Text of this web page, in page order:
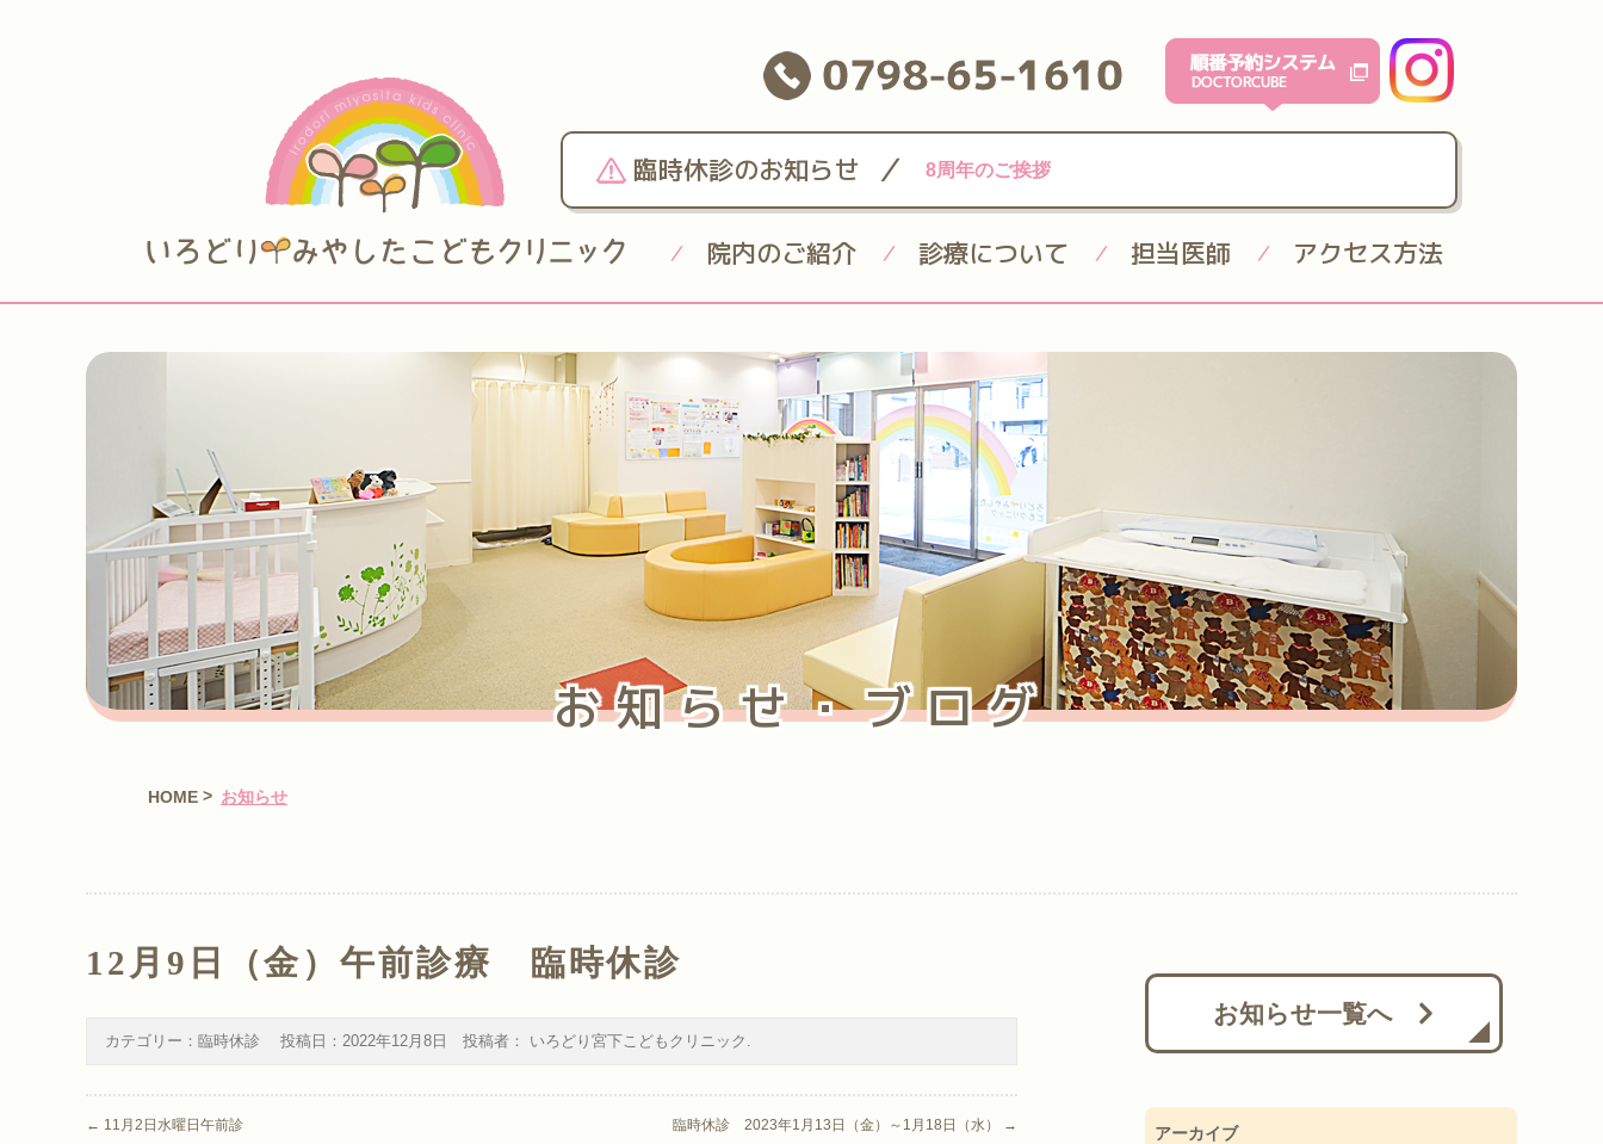
0798-65-1610
臨時休診のお知らせ / 8周年のご挨拶
/ 院内のご紹介 / 診療について / 担当医師 / アクセス方法
お知らせ・ブログ
HOME > お知らせ
12月9日（金）午前診療 臨時休診
カテゴリー： 臨時休診 投稿日： 2022年12月8日 投稿者： いろどり宮下こどもクリニック .
Post navigation
← 11月2日水曜日午前診 臨時休診 2023年1月13日（金）～1月18日（水） →
お知らせ一覧へ
アーカイブ